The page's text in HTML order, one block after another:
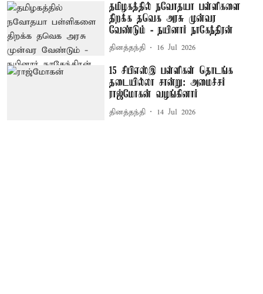
தமிழகத்தில் நவோதயா பள்ளிகளை
திறக்க தவெக அரசு முன்வர
வேண்டும் - நயினார் நாகேந்திரன்
தினத்தந்தி 16 Jul 2026
15 சிபிஎஸ்இ பள்ளிகள் தொடங்க
தடையில்லா சான்று: அமைச்சர்
ராஜ்மோகன் வழங்கினார்
தினத்தந்தி 14 Jul 2026